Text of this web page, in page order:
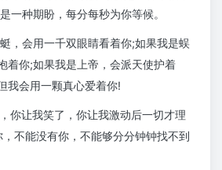
一种期盼，每分每秒为你等候。
会用一千双眼睛看着你;如果我是蜈
着你;如果我是上帝，会派天使护着
我会用一颗真心爱着你!
让我笑了，你让我激动后一切才理
不能没有你，不能够分分钟钟找不到